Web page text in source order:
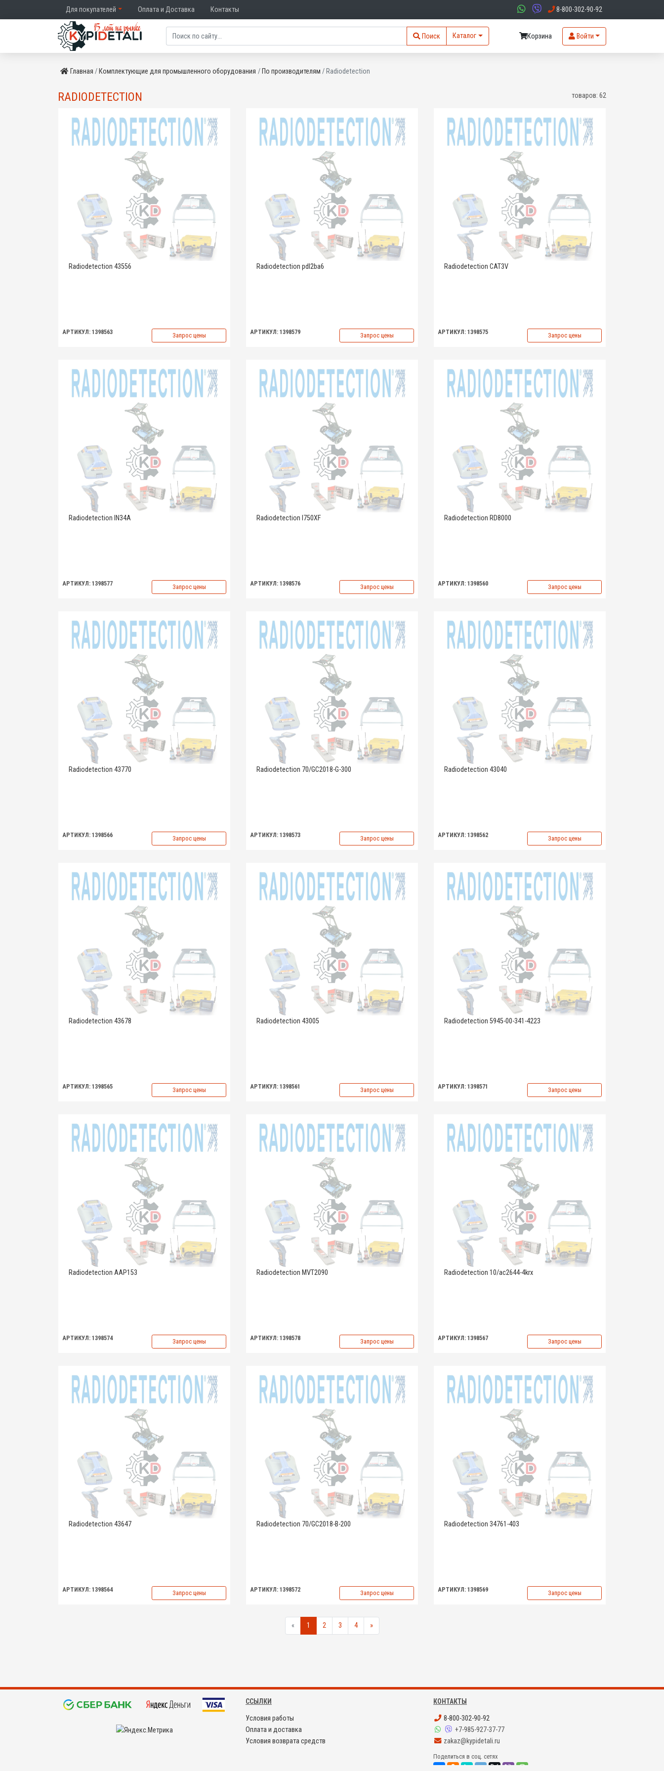
Для покупателей Оплата и Доставка Контакты 8-800-302-90-92
Поиск Каталог Корзина Войти
Главная Комплектующие для промышленного оборудования По производителям Radiodetection
RADIODETECTION товаров: 62
Radiodetection 43556
АРТИКУЛ: 1398563 Запрос цены
Radiodetection pdl2ba6
АРТИКУЛ: 1398579 Запрос цены
Radiodetection CAT3V
АРТИКУЛ: 1398575 Запрос цены
Radiodetection IN34A
АРТИКУЛ: 1398577 Запрос цены
Radiodetection I750XF
АРТИКУЛ: 1398576 Запрос цены
Radiodetection RD8000
АРТИКУЛ: 1398560 Запрос цены
Radiodetection 43770
АРТИКУЛ: 1398566 Запрос цены
Radiodetection 70/GC2018-G-300
АРТИКУЛ: 1398573 Запрос цены
Radiodetection 43040
АРТИКУЛ: 1398562 Запрос цены
Radiodetection 43678
АРТИКУЛ: 1398565 Запрос цены
Radiodetection 43005
АРТИКУЛ: 1398561 Запрос цены
Radiodetection 5945-00-341-4223
АРТИКУЛ: 1398571 Запрос цены
Radiodetection AAP153
АРТИКУЛ: 1398574 Запрос цены
Radiodetection MVT2090
АРТИКУЛ: 1398578 Запрос цены
Radiodetection 10/ac2644-4krx
АРТИКУЛ: 1398567 Запрос цены
Radiodetection 43647
АРТИКУЛ: 1398564 Запрос цены
Radiodetection 70/GC2018-B-200
АРТИКУЛ: 1398572 Запрос цены
Radiodetection 34761-403
АРТИКУЛ: 1398569 Запрос цены
« 1 2 3 4 »
ССЫЛКИ
Условия работы
Оплата и доставка
Условия возврата средств
КОНТАКТЫ
8-800-302-90-92
+7-985-927-37-77
zakaz@kypidetali.ru
Поделиться в соц. сетях